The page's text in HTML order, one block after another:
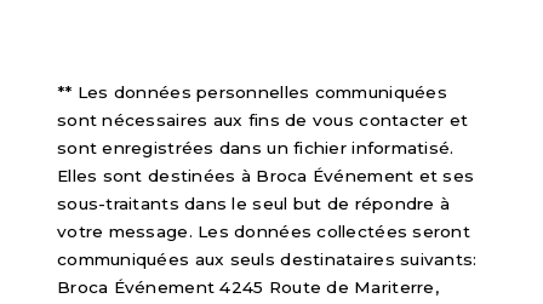
** Les données personnelles communiquées
sont nécessaires aux fins de vous contacter et
sont enregistrées dans un fichier informatisé.
Elles sont destinées à Broca Événement et ses
sous-traitants dans le seul but de répondre à
votre message. Les données collectées seront
communiquées aux seuls destinataires suivants:
Broca Événement 4245 Route de Mariterre,